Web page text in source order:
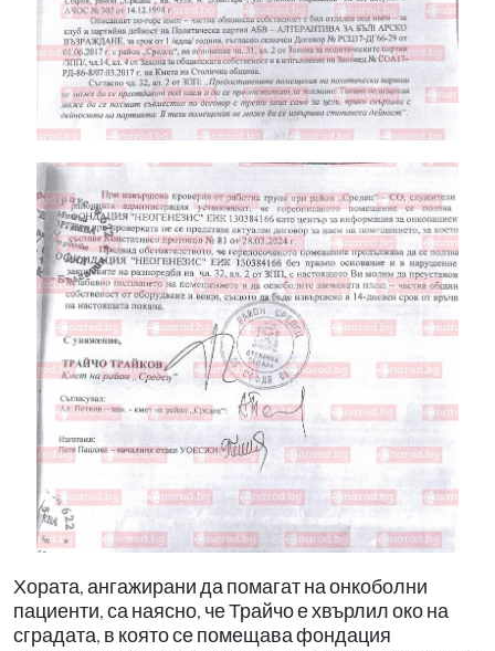
Хората, ангажирани да помагат на онкоболни
пациенти, са наясно, че Трайчо е хвърлил око на
сградата, в която се помещава фондация